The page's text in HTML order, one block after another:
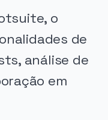
o
de
análise de
em